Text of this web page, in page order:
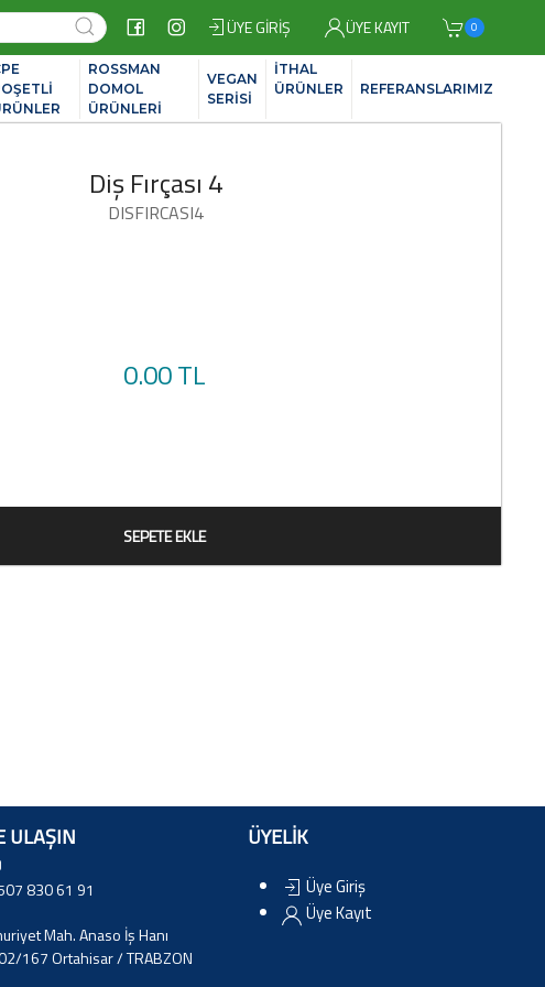
ÜYE GIRIŞ ÜYE KAYIT 0
ROSSMAN
DOMOL
ÜRÜNLERİ
VEGAN
SERİSİ
İTHAL
ÜRÜNLER
REFERANSLARIMIZ
Diş Fırçası 4
DISFIRCASI4
0.00 TL
SEPETE EKLE
ULAŞIN
830 61 91
Mah. Anaso İş Hanı
167 Ortahisar / TRABZON
ÜYELİK
Üye Giriş
Üye Kayıt